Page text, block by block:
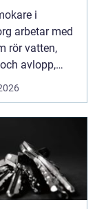
värme
i
arbetar med
rör vatten,
avlopp,